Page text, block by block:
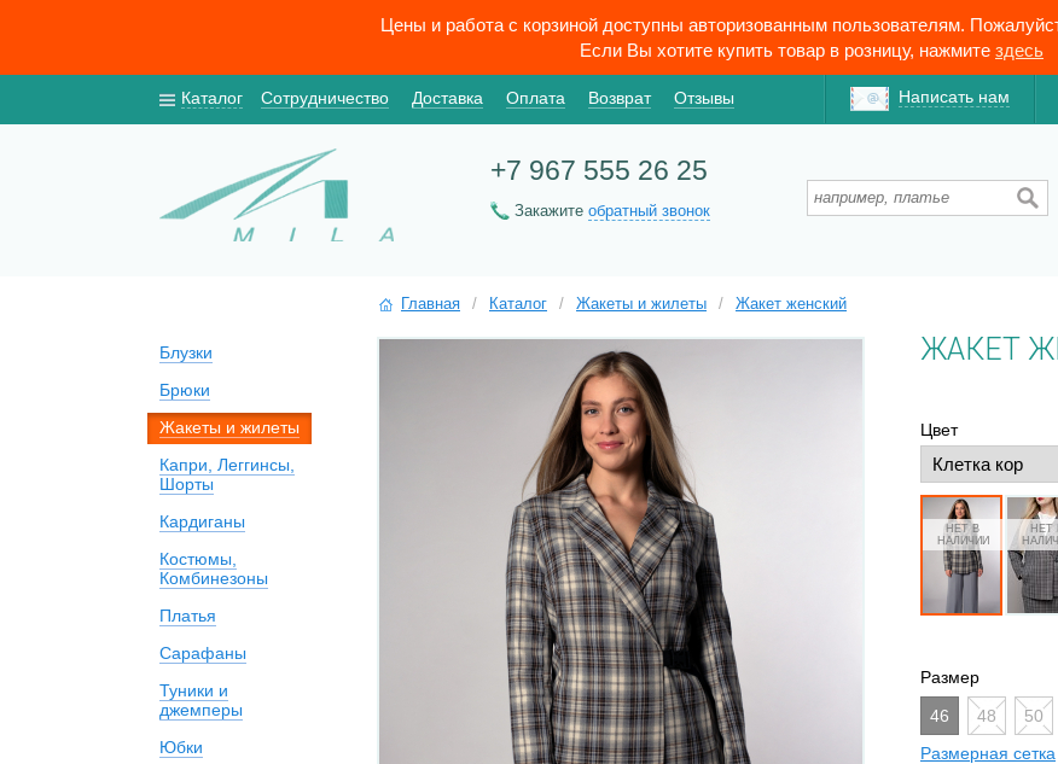
Цены и работа с корзиной доступны авторизованным пользователям.
Если Вы хотите купить товар в розницу, нажмите здесь
Каталог Сотрудничество Доставка Оплата Возврат Отзывы Написать нам
+7 967 555 26 25
Закажите обратный звонок
Блузки
Брюки
Жакеты и жилеты
Капри, Леггинсы,
Шорты
Кардиганы
Костюмы,
Комбинезоны
Платья
Сарафаны
Туники и
джемперы
Юбки
Главная / Каталог / Жакеты и жилеты / Жакет женский
ЖАКЕТ
Цвет
Размер
46
48 50
Размерная сетка